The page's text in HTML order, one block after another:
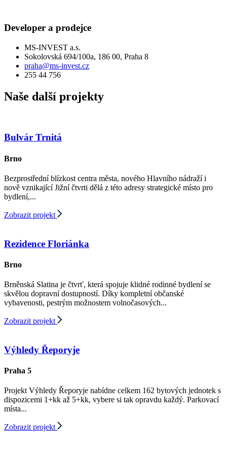
Developer a prodejce
MS-INVEST a.s.
Sokolovská 694/100a, 186 00, Praha 8
praha@ms-invest.cz
255 44 756
Naše další projekty
Bulvár Trnitá
Brno
Bezprostřední blízkost centra města, nového Hlavního nádraží i
nově vznikající Jižní čtvrti dělá z této adresy strategické místo pro
bydlení,...
Zobrazit projekt
Rezidence Floriánka
Brno
Brněnská Slatina je čtvrť, která spojuje klidné rodinné bydlení se
skvělou dopravní dostupností. Díky kompletní občanské
vybavenosti, pestrým možnostem volnočasových...
Zobrazit projekt
Výhledy Řeporyje
Praha 5
Projekt Výhledy Řeporyje nabídne celkem 162 bytových jednotek s
dispozicemi 1+kk až 5+kk, vybere si tak opravdu každý. Parkovací
místa...
Zobrazit projekt